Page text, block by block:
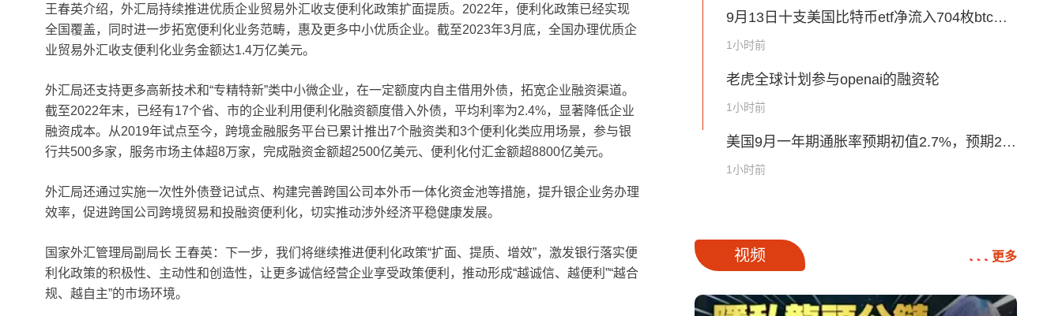
王春英介绍，外汇局持续推进优质企业贸易外汇收支便利化政策扩面提质。2022年，便利化政策已经实现
全国覆盖，同时进一步拓宽便利化业务范畴，惠及更多中小优质企业。截至2023年3月底，全国办理优质企
业贸易外汇收支便利化业务金额达1.4万亿美元。
外汇局还支持更多高新技术和“专精特新”类中小微企业，在一定额度内自主借用外债，拓宽企业融资渠道。
截至2022年末，已经有17个省、市的企业利用便利化融资额度借入外债，平均利率为2.4%，显著降低企业
融资成本。从2019年试点至今，跨境金融服务平台已累计推出7个融资类和3个便利化类应用场景，参与银
行共500多家，服务市场主体超8万家，完成融资金额超2500亿美元、便利化付汇金额超8800亿美元。
外汇局还通过实施一次性外债登记试点、构建完善跨国公司本外币一体化资金池等措施，提升银企业务办理
效率，促进跨国公司跨境贸易和投融资便利化，切实推动涉外经济平稳健康发展。
国家外汇管理局副局长 王春英：下一步，我们将继续推进便利化政策“扩面、提质、增效”，激发银行落实便
利化政策的积极性、主动性和创造性，让更多诚信经营企业享受政策便利，推动形成“越诚信、越便利”“越合
规、越自主”的市场环境。
9月13日十支美国比特币etf净流入704枚btc，
九支以太坊etf净流出708枚eth
1小时前
老虎全球计划参与openai的融资轮
1小时前
美国9月一年期通胀率预期初值2.7%，预期2.7
1小时前
视频 更多